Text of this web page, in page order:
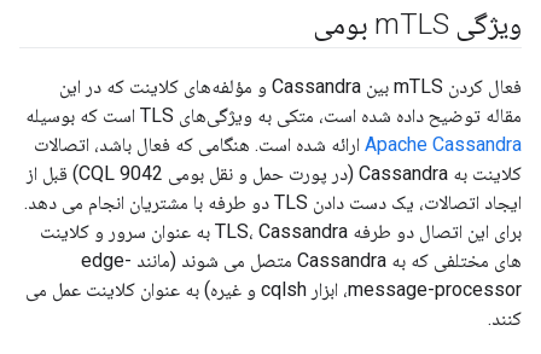
ویژگی m TLS بومی
فعال کردن mTLS بین Cassandra و مؤلفه‌های کلاینت که در این
مقاله توضیح داده شده است، متکی به ویژگی‌های TLS است که بوسیله
Apache Cassandra ارائه شده است. هنگامی که فعال باشد، اتصالات
کلاینت به Cassandra (در پورت حمل و نقل بومی CQL 9042) قبل از
ایجاد اتصالات، یک دست دادن TLS دو طرفه با مشتریان انجام می دهد.
برای این اتصال دو طرفه TLS، Cassandra به عنوان سرور و کلاینت
های مختلفی که به Cassandra متصل می شوند (مانند edge-
message-processor، ابزار cqlsh و غیره) به عنوان کلاینت عمل می
کنند.